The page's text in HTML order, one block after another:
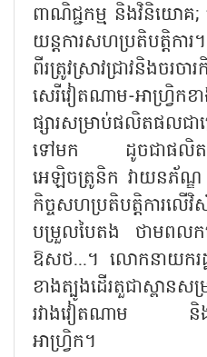
ពាណិជ្ជកម្ម និងវិនិយោគ;
យន្តការសហប្រតិបត្តិកា
ពីរត្រូវស្រាវជ្រាវនិងចរច
សេរីវៀតណាម-អាហ្វ្រិកខ
ផ្សារសម្រាប់ផលិតផលជា
ទៅមក ដូចជាផលិ
អេឡិចត្រូនិក វាយនភ័ណ្
កិច្ចសហប្រតិបត្តិការល
បម្រួលបៃតង ថាមពលក
ឱសថ...។ លោកនាយករដ្ឋ
ខាងត្បូងដើរតួជាស្ពានស
រវាងវៀតណាម និង
អាហ្វ្រិក។